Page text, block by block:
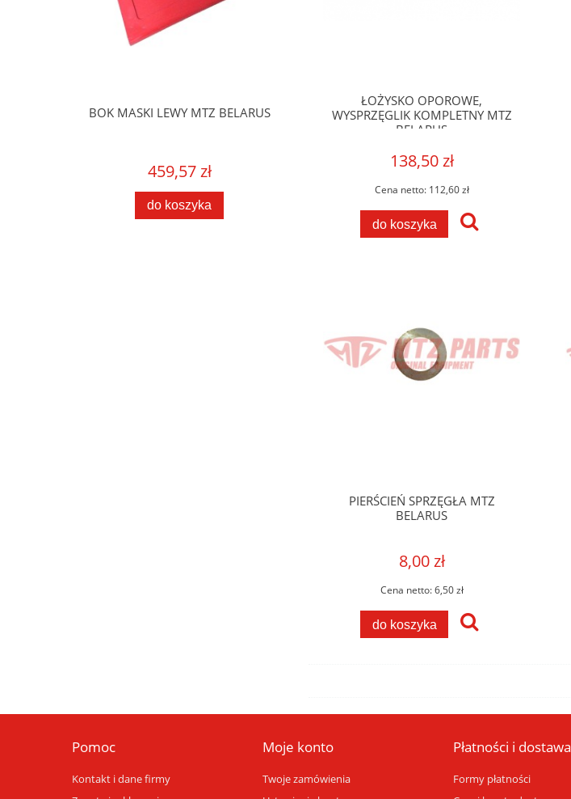
BOK MASKI LEWY MTZ BELARUS
459,57 zł
do koszyka
ŁOŻYSKO OPOROWE,
WYSPRZĘGLIK KOMPLETNY MTZ
BELARUS
138,50 zł
Cena netto: 112,60 zł
do koszyka
PIERŚCIEŃ SPRZĘGŁA MTZ
BELARUS
8,00 zł
Cena netto:6,50 zł
do koszyka
Pomoc
Kontakt i dane firmy
Moje konto
Twoje zamówienia
Płatności i dostawa
Formy płatności